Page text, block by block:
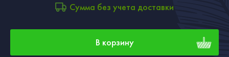
Сумма без учета доставки
В корзину